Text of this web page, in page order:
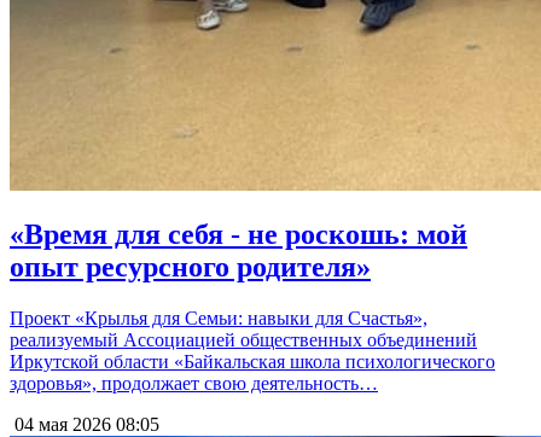
«Время для себя - не роскошь: мой
опыт ресурсного родителя»
Проект «Крылья для Семьи: навыки для Счастья»,
реализуемый Ассоциацией общественных объединений
Иркутской области «Байкальская школа психологического
здоровья», продолжает свою деятельность…
04 мая 2026 08:05